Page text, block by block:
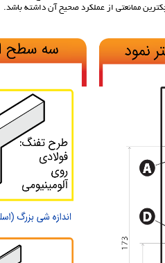
ممانعتی از عملکرد صحیح آن داشته باشد.